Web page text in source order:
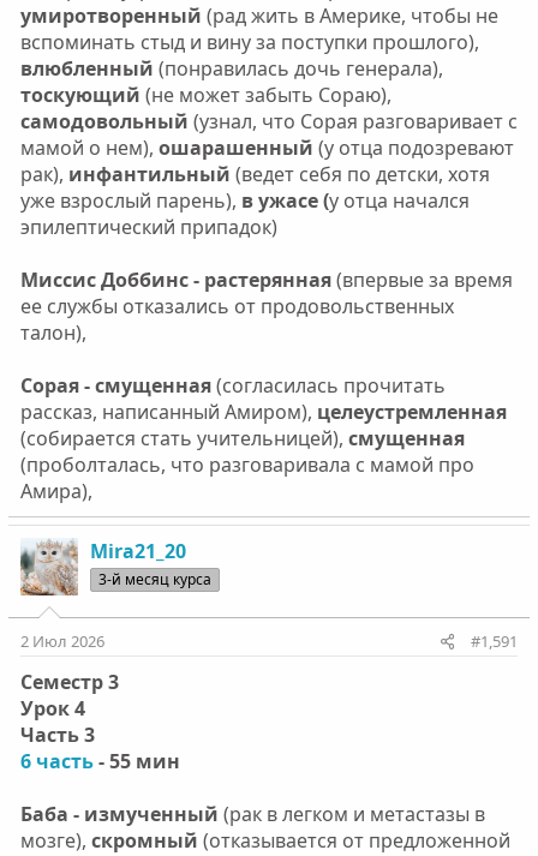
умиротворенный (рад жить в Америке, чтобы не
вспоминать стыд и вину за поступки прошлого),
влюбленный (понравилась дочь генерала),
тоскующий (не может забыть Сораю),
самодовольный (узнал, что Сорая разговаривает с
мамой о нем), ошарашенный (у отца подозревают
рак), инфантильный (ведет себя по детски, хотя
уже взрослый парень), в ужасе (у отца начался
эпилептический припадок)
Миссис Доббинс - растерянная(впервые за время
ее службы отказались от продовольственных
талон),
Сорая - смущенная(согласилась прочитать
рассказ, написанный Амиром), целеустремленная
(собирается стать учительницей), смущенная
(проболталась, что разговаривала с мамой про
Амира),
Mira21_20
3-й месяц курса
2 Июл 2026 #1,591
Семестр 3
Урок 4
Часть 3
6 часть- 55 мин
Баба - измученный (рак в легком и метастазы в
мозге), скромный (отказывается от предложенной